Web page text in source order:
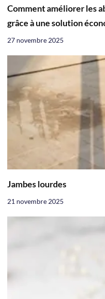
Comment améliorer les
grâce à une solution
27 novembre 2025
Jambes lourdes
21 novembre 2025